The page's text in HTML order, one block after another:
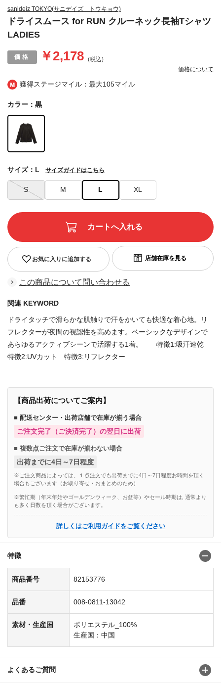
獲得ステージマイル：最大105マイル
sanideiz TOKYO(サニデイズ トウキョウ)
ドライスムース for RUN クルーネック長袖Tシャツ
LADIES
￥2,178 (税込)
価格について
カラー：黒
S M L XL
サイズ：L サイズガイドはこちら
お気に入りに追加する
この商品について問い合わせる
関連 KEYWORD
ドライタッチで滑らかな肌触りで汗をかいても快適な着心地。リ
フレクターが夜間の視認性を高めます。ベーシックなデザインで
あらゆるアクティブシーンで活躍する1着。 特徴1:吸汗速乾
特徴2:UVカット 特徴3:リフレクター
【商品出荷についてご案内】
■ 配送センター・出荷店舗で在庫が揃う場合
ご注文完了（ご決済完了）の翌日に出荷
■ 複数点ご注文で在庫が揃わない場合
出荷までに4日～7日程度
※ご注文商品によっては、１点注文でも出荷までに4日～7日程度お時間を頂く
場合もございます（お取り寄せ・おまとめのため）
※繁忙期（年末年始やゴールデンウィーク、お盆等）やセール時期は, 通常より
も多く日数を頂く場合がございます。
詳しくはご利用ガイドをご覧ください
特徴
商品番号 82153776
品番 008-0811-13042
素材・生産国
ポリエステル_100%
生産国：中国
よくあるご質問